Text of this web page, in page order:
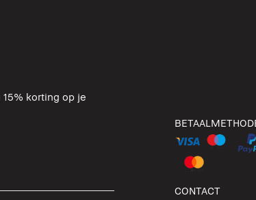
korting op je
CONTACT